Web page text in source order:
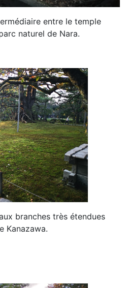
entre le temple
naturel de Nara.
branches très étendues
Kanazawa.